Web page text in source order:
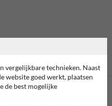
vergelijkbare technieken. Naast
website goed werkt, plaatsen
de best mogelijke